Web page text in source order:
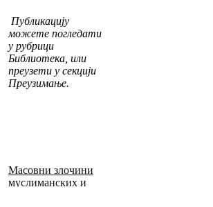
Публикацију
можете погледати
у рубрици
Библиотека, или
преузети у секцији
Преузимање.
Масовни злочини
муслиманских и